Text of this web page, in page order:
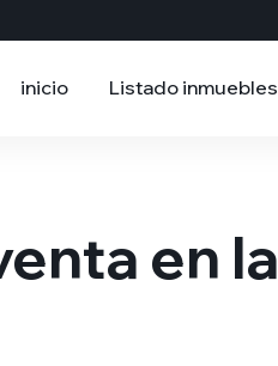
inicio Listado inmuebles
en la